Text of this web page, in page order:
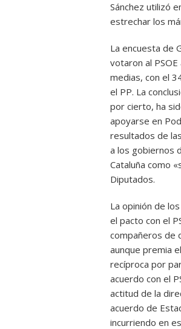
Sánchez utilizó
estrechar los
La encuesta de
votaron al
medias, con el
el PP. La
por cierto, ha
apoyarse en
resultados de
a los gobiernos
Cataluña como
Diputados.
La opinión de
el pacto con el
compañeros de
aunque premia
recíproca por
acuerdo con el
actitud de la
acuerdo de
incurriendo en